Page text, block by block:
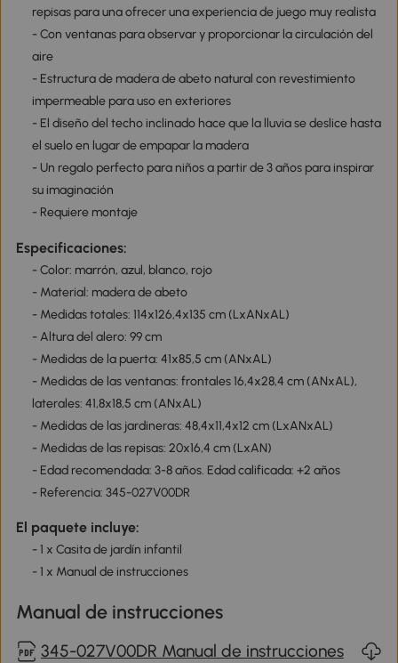
repisas para una ofrecer una experiencia de juego muy realista
- Con ventanas para observar y proporcionar la circulación del
aire
- Estructura de madera de abeto natural con revestimiento
impermeable para uso en exteriores
- El diseño del techo inclinado hace que la lluvia se deslice hasta
el suelo en lugar de empapar la madera
- Un regalo perfecto para niños a partir de 3 años para inspirar
su imaginación
- Requiere montaje
Especificaciones:
- Color: marrón, azul, blanco, rojo
- Material: madera de abeto
- Medidas totales: 114x126,4x135 cm (LxANxAL)
- Altura del alero: 99 cm
- Medidas de la puerta: 41x85,5 cm (ANxAL)
- Medidas de las ventanas: frontales 16,4x28,4 cm (ANxAL),
laterales: 41,8x18,5 cm (ANxAL)
- Medidas de las jardineras: 48,4x11,4x12 cm (LxANxAL)
- Medidas de las repisas: 20x16,4 cm (LxAN)
- Edad recomendada: 3-8 años. Edad calificada: +2 años
- Referencia: 345-027V00DR
El paquete incluye:
- 1 x Casita de jardín infantil
- 1 x Manual de instrucciones
Manual de instrucciones
345-027V00DR Manual de instrucciones